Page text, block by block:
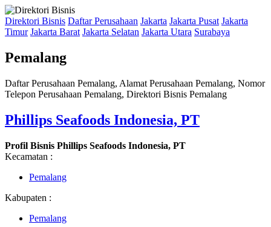
Direktori Bisnis Daftar Perusahaan Jakarta Jakarta Pusat Jakarta
Timur Jakarta Barat Jakarta Selatan Jakarta Utara Surabaya
Pemalang
Daftar Perusahaan Pemalang, Alamat Perusahaan Pemalang, Nomor
Telepon Perusahaan Pemalang, Direktori Bisnis Pemalang
Phillips Seafoods Indonesia, PT
Profil Bisnis Phillips Seafoods Indonesia, PT
Kecamatan :
Pemalang
Kabupaten :
Pemalang